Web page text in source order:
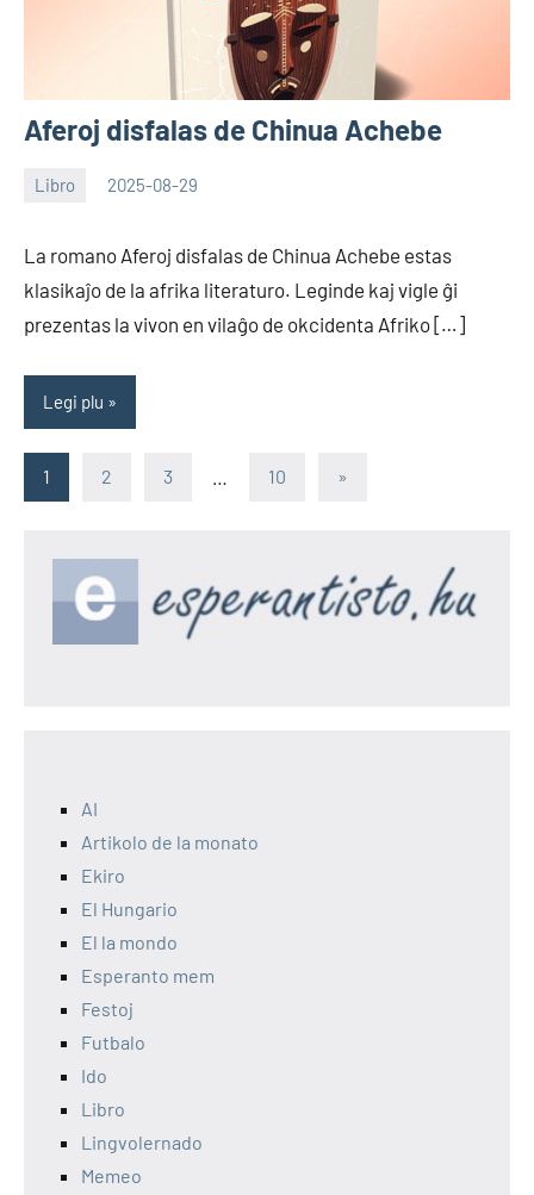
Aferoj disfalas de Chinua Achebe
Libro 2025-08-29
La romano Aferoj disfalas de Chinua Achebe estas
klasikaĵo de la afrika literaturo. Leginde kaj vigle ĝi
prezentas la vivon en vilaĝo de okcidenta Afriko […]
Legi plu
Paĝnumerado
afiŝoj
1 2 3 10
Sekva
»
AI
Artikolo de la monato
Ekiro
El Hungario
El la mondo
Esperanto mem
Festoj
Futbalo
Ido
Libro
Lingvolernado
Memeo